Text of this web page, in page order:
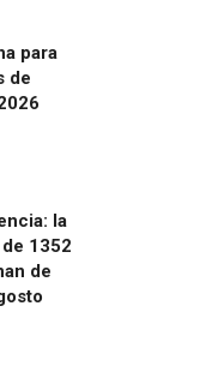
para
de
la
1352
de